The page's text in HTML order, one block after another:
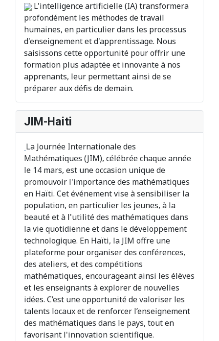
L'intelligence artificielle (IA) transformera
profondément les méthodes de travail
humaines, en particulier dans les processus
d'enseignement et d'apprentissage. Nous
saisissons cette opportunité pour offrir une
formation plus adaptée et innovante à nos
apprenants, leur permettant ainsi de se
préparer aux défis de demain.
JIM-Haiti
La Journée Internationale des
Mathématiques (JIM), célébrée chaque année
le 14 mars, est une occasion unique de
promouvoir l'importance des mathématiques
en Haïti. Cet événement vise à sensibiliser la
population, en particulier les jeunes, à la
beauté et à l'utilité des mathématiques dans
la vie quotidienne et dans le développement
technologique. En Haïti, la JIM offre une
plateforme pour organiser des conférences,
des ateliers, et des compétitions
mathématiques, encourageant ainsi les élèves
et les enseignants à explorer de nouvelles
idées. C’est une opportunité de valoriser les
talents locaux et de renforcer l’enseignement
des mathématiques dans le pays, tout en
favorisant l'innovation scientifique.